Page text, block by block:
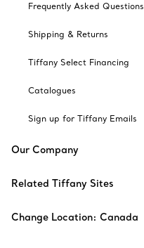
Frequently Asked Questions
Shipping & Returns
Tiffany Select Financing
Catalogues
Sign up for Tiffany Emails
Our Company
Related Tiffany Sites
Change Location: Canada